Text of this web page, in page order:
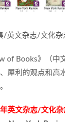
英文杂志/文化杂
of Books》（
犀利的观点和高
英文杂志/文化